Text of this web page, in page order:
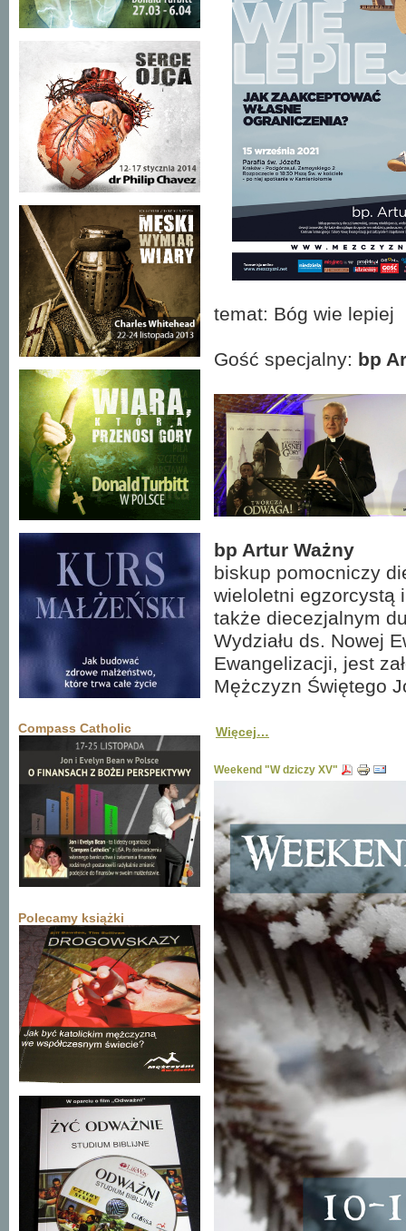
Compass Catholic
Polecamy książki
temat: Bóg wie lepiej
Gość specjalny: bp
bp Artur Ważny
biskup pomocniczy
wieloletni egzorcystą
także diecezjalnym
Wydziału ds. Nowej
Ewangelizacji, jest
Mężczyzn Świętego
Więcej…
Weekend "W dziczy XV"